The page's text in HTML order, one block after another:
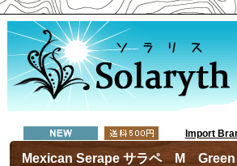
Import
Mexican Serape サラペ M Green